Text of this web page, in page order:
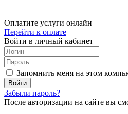
Оплатите услуги онлайн
Перейти к оплате
Войти в личный кабинет
Запомнить меня на этом
Забыли пароль?
После авторизации на сайте вы